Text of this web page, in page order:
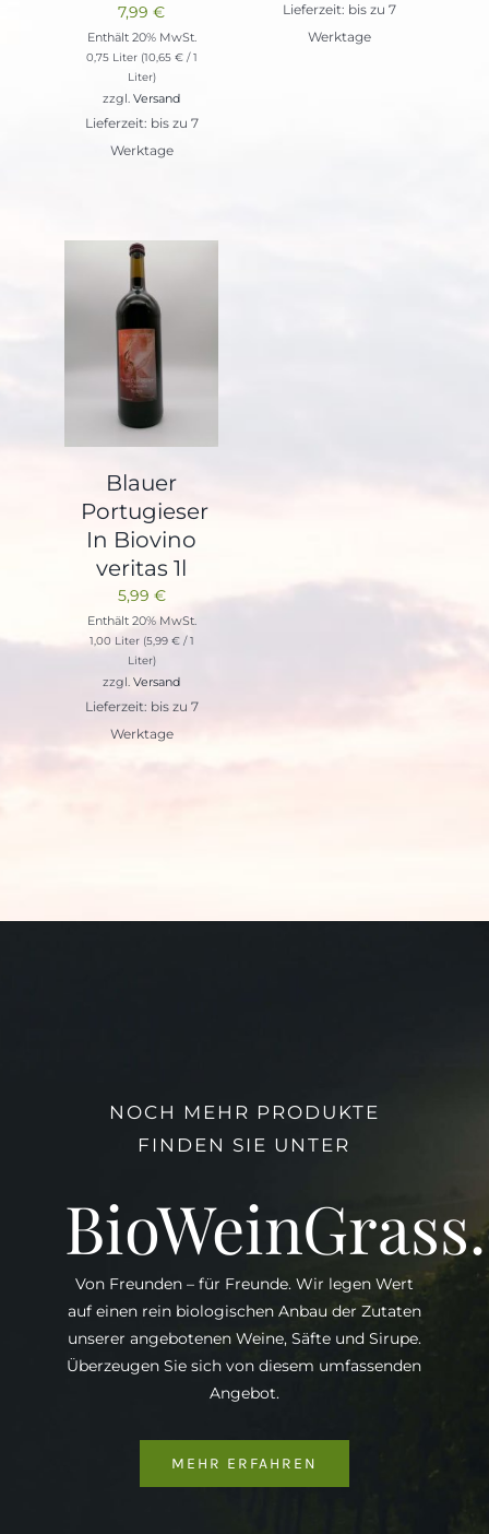
7,99€
Enthält 20% MwSt.
0,75 Liter (10,65 €/ 1
Liter)
zzgl.Versand
Lieferzeit: bis zu 7
Werktage
Lieferzeit: bis zu 7
Werktage
Blauer
Portugieser
In Biovino
veritas 1l
5,99 €
Enthält 20% MwSt.
1,00 Liter (5,99 €/ 1
Liter)
zzgl.Versand
Lieferzeit: bis zu 7
Werktage
NOCH MEHR PRODUKTE
FINDEN SIE UNTER
Von Freunden – für Freunde. Wir legen Wert
auf einen rein biologischen Anbau der Zutaten
unserer angebotenen Weine, Säfte und Sirupe.
Überzeugen Sie sich von diesem umfassenden
Angebot.
MEHR ERFAHREN